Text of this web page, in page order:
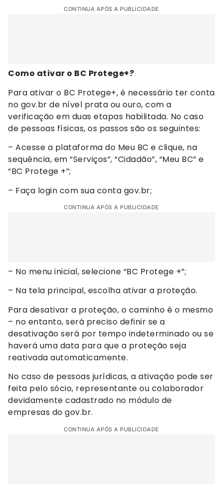
CONTINUA APÓS A PUBLICIDADE
Como ativar o BC Protege+?
Para ativar o BC Protege+, é necessário ter conta
no gov.br de nível prata ou ouro, com a
verificação em duas etapas habilitada. No caso
de pessoas físicas, os passos são os seguintes:
– Acesse a plataforma do Meu BC e clique, na
sequência, em “Serviços”, “Cidadão”, “Meu BC” e
“BC Protege +”;
– Faça login com sua conta gov.br;
CONTINUA APÓS A PUBLICIDADE
– No menu inicial, selecione “BC Protege +”;
– Na tela principal, escolha ativar a proteção.
Para desativar a proteção, o caminho é o mesmo
– no entanto, será preciso definir se a
desativação será por tempo indeterminado ou se
haverá uma data para que a proteção seja
reativada automaticamente.
No caso de pessoas jurídicas, a ativação pode ser
feita pelo sócio, representante ou colaborador
devidamente cadastrado no módulo de
empresas do gov.br.
CONTINUA APÓS A PUBLICIDADE